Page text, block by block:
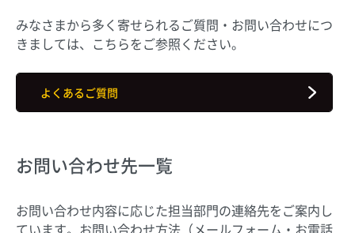
みなさまから多く寄せられるご質問・お問い合わせにつ
きましては、こちらをご参照ください。
よくあるご質問
お問い合わせ先一覧
お問い合わせ内容に応じた担当部門の連絡先をご案内し
ています。お問い合わせ方法（メールフォーム・お電話